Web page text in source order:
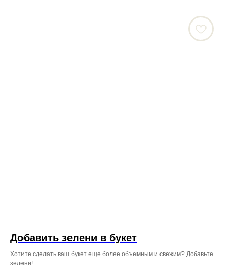
Добавить зелени в букет
Хотите сделать ваш букет еще более объемным и свежим? Добавьте
зелени!